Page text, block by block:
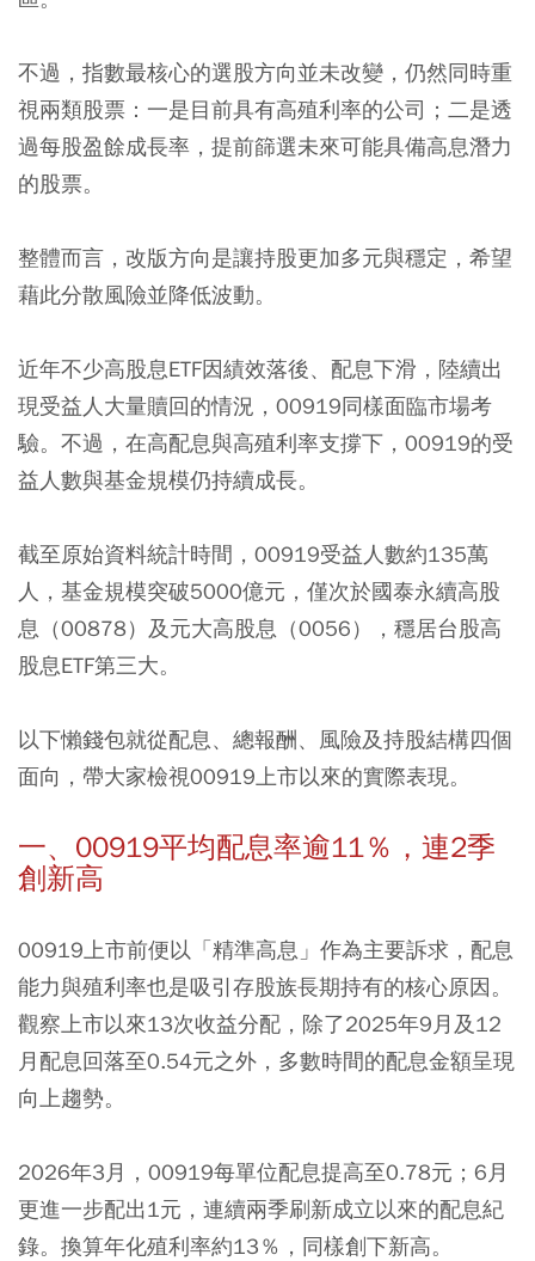
不過，指數最核心的選股方向並未改變，仍然同時重
視兩類股票：一是目前具有高殖利率的公司；二是透
過每股盈餘成長率，提前篩選未來可能具備高息潛力
的股票。
整體而言，改版方向是讓持股更加多元與穩定，希望
藉此分散風險並降低波動。
近年不少高股息ETF因績效落後、配息下滑，陸續出
現受益人大量贖回的情況，00919同樣面臨市場考
驗。不過，在高配息與高殖利率支撐下，00919的受
益人數與基金規模仍持續成長。
截至原始資料統計時間，00919受益人數約135萬
人，基金規模突破5000億元，僅次於國泰永續高股
息（00878）及元大高股息（0056），穩居台股高
股息ETF第三大。
以下懶錢包就從配息、總報酬、風險及持股結構四個
面向，帶大家檢視00919上市以來的實際表現。
一、00919平均配息率逾11％，連2季
創新高
00919上市前便以「精準高息」作為主要訴求，配息
能力與殖利率也是吸引存股族長期持有的核心原因。
觀察上市以來13次收益分配，除了2025年9月及12
月配息回落至0.54元之外，多數時間的配息金額呈現
向上趨勢。
2026年3月，00919每單位配息提高至0.78元；6月
更進一步配出1元，連續兩季刷新成立以來的配息紀
錄。換算年化殖利率約13％，同樣創下新高。